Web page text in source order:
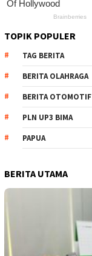
TOPIK POPULER
TAG BERITA
BERITA OLAHRAGA
BERITA OTOMOTIF
PLN UP3 BIMA
PAPUA
BERITA UTAMA